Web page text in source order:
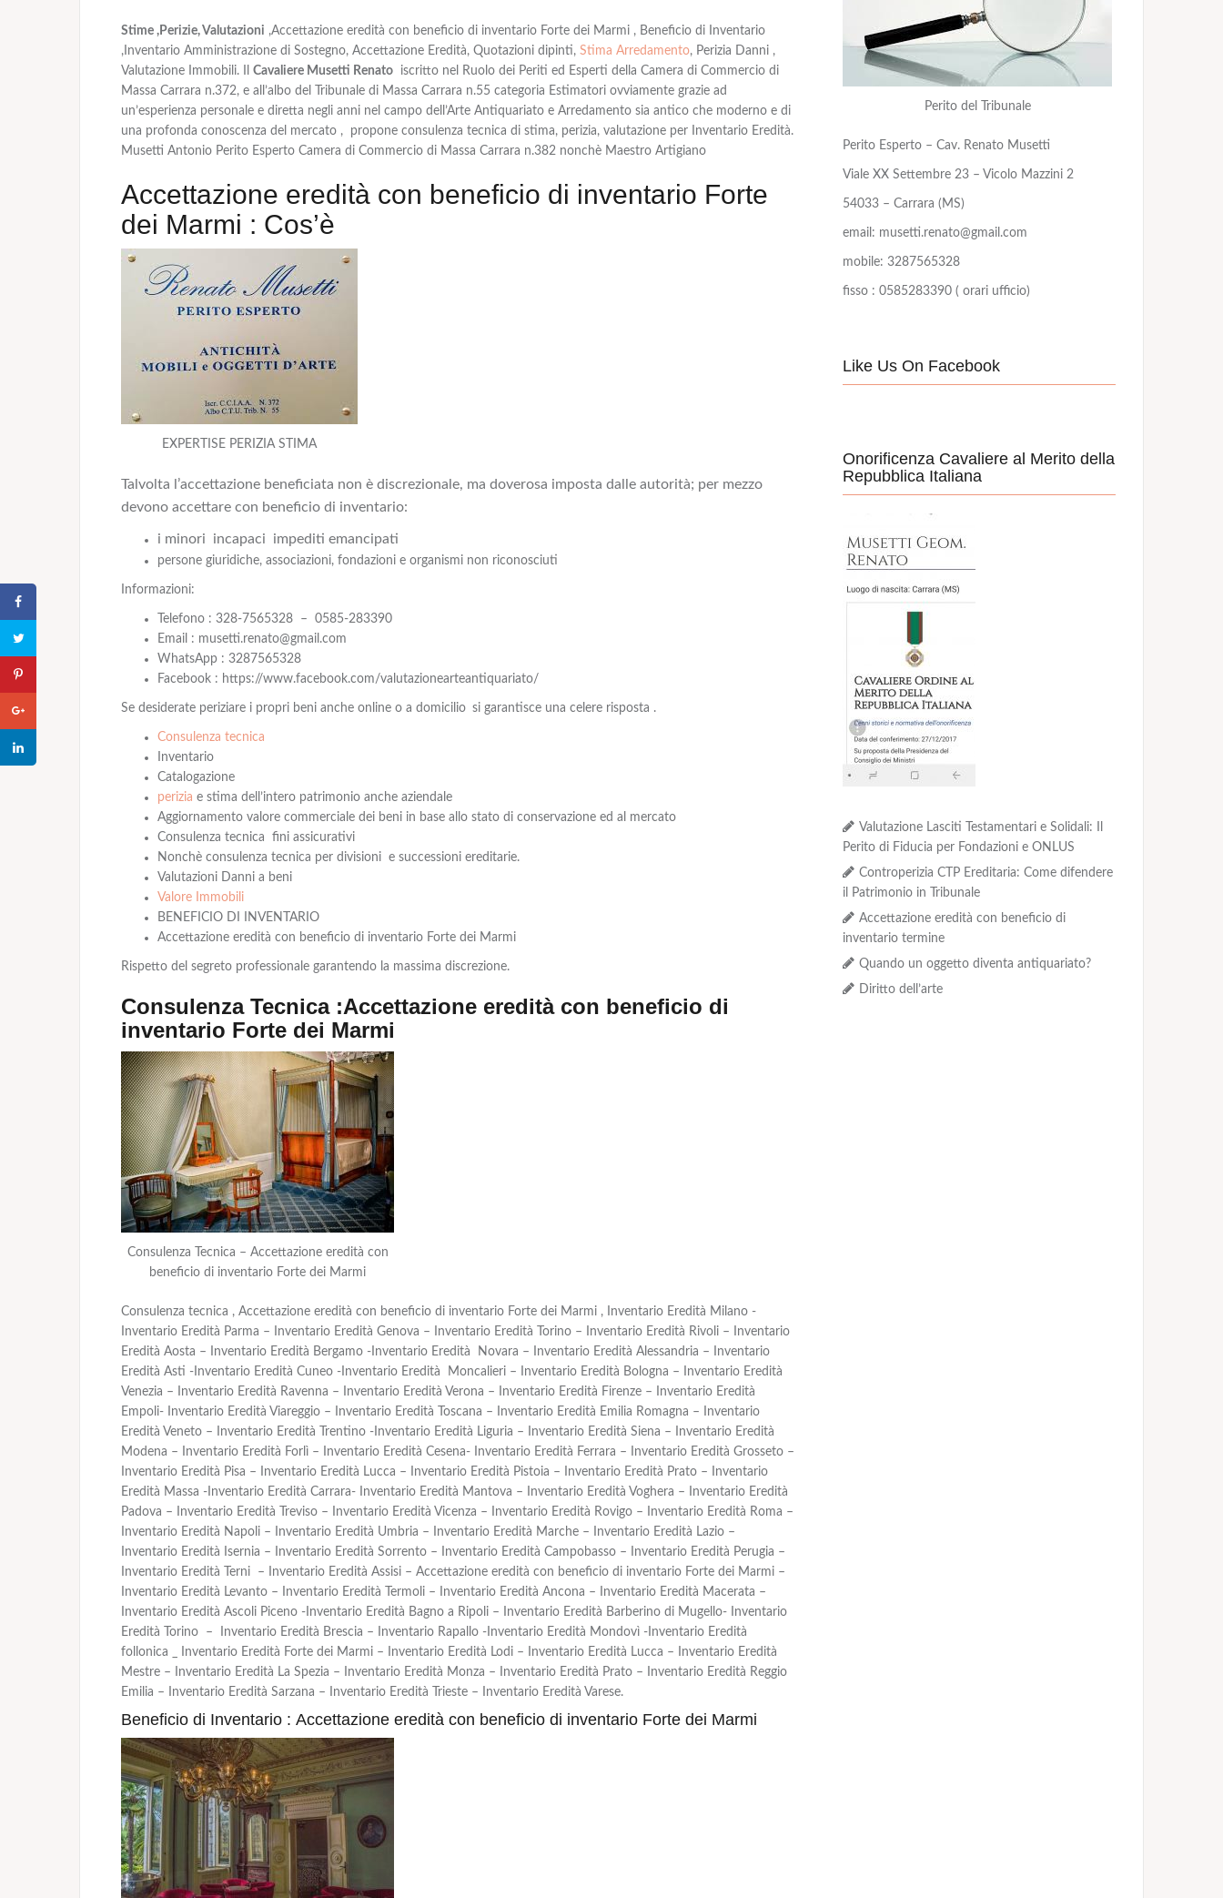
Stime ,Perizie, Valutazioni ,Accettazione eredità con beneficio di inventario Forte dei Marmi , Beneficio di Inventario
,Inventario Amministrazione di Sostegno, Accettazione Eredità, Quotazioni dipinti, Stima Arredamento, Perizia Danni ,
Valutazione Immobili. Il Cavaliere Musetti Renato iscritto nel Ruolo dei Periti ed Esperti della Camera di Commercio di
Massa Carrara n.372, e all’albo del Tribunale di Massa Carrara n.55 categoria Estimatori ovviamente grazie ad
un’esperienza personale e diretta negli anni nel campo dell’Arte Antiquariato e Arredamento sia antico che moderno e di
una profonda conoscenza del mercato , propone consulenza tecnica di stima, perizia, valutazione per Inventario Eredità.
Musetti Antonio Perito Esperto Camera di Commercio di Massa Carrara n.382 nonchè Maestro Artigiano
Accettazione eredità con beneficio di inventario Forte
dei Marmi : Cos’è
EXPERTISE PERIZIA STIMA
Talvolta l’accettazione beneficiata non è discrezionale, ma doverosa imposta dalle autorità; per mezzo
devono accettare con beneficio di inventario:
i minori incapaci impediti emancipati
persone giuridiche, associazioni, fondazioni e organismi non riconosciuti
Informazioni:
Telefono : 328-7565328 – 0585-283390
Email : musetti.renato@gmail.com
WhatsApp : 3287565328
Facebook : https://www.facebook.com/valutazionearteantiquariato/
Se desiderate periziare i propri beni anche online o a domicilio si garantisce una celere risposta .
Consulenza tecnica
Inventario
Catalogazione
perizia e stima dell’intero patrimonio anche aziendale
Aggiornamento valore commerciale dei beni in base allo stato di conservazione ed al mercato
Consulenza tecnica fini assicurativi
Nonchè consulenza tecnica per divisioni e successioni ereditarie.
Valutazioni Danni a beni
Valore Immobili
BENEFICIO DI INVENTARIO
Accettazione eredità con beneficio di inventario Forte dei Marmi
Rispetto del segreto professionale garantendo la massima discrezione.
Consulenza Tecnica :Accettazione eredità con beneficio di
inventario Forte dei Marmi
Consulenza Tecnica – Accettazione eredità con
beneficio di inventario Forte dei Marmi
Consulenza tecnica , Accettazione eredità con beneficio di inventario Forte dei Marmi , Inventario Eredità Milano -
Inventario Eredità Parma – Inventario Eredità Genova – Inventario Eredità Torino – Inventario Eredità Rivoli – Inventario
Eredità Aosta – Inventario Eredità Bergamo -Inventario Eredità Novara – Inventario Eredità Alessandria – Inventario
Eredità Asti -Inventario Eredità Cuneo -Inventario Eredità Moncalieri – Inventario Eredità Bologna – Inventario Eredità
Venezia – Inventario Eredità Ravenna – Inventario Eredità Verona – Inventario Eredità Firenze – Inventario Eredità
Empoli- Inventario Eredità Viareggio – Inventario Eredità Toscana – Inventario Eredità Emilia Romagna – Inventario
Eredità Veneto – Inventario Eredità Trentino -Inventario Eredità Liguria – Inventario Eredità Siena – Inventario Eredità
Modena – Inventario Eredità Forlì – Inventario Eredità Cesena- Inventario Eredità Ferrara – Inventario Eredità Grosseto –
Inventario Eredità Pisa – Inventario Eredità Lucca – Inventario Eredità Pistoia – Inventario Eredità Prato – Inventario
Eredità Massa -Inventario Eredità Carrara- Inventario Eredità Mantova – Inventario Eredità Voghera – Inventario Eredità
Padova – Inventario Eredità Treviso – Inventario Eredità Vicenza – Inventario Eredità Rovigo – Inventario Eredità Roma –
Inventario Eredità Napoli – Inventario Eredità Umbria – Inventario Eredità Marche – Inventario Eredità Lazio –
Inventario Eredità Isernia – Inventario Eredità Sorrento – Inventario Eredità Campobasso – Inventario Eredità Perugia –
Inventario Eredità Terni – Inventario Eredità Assisi – Accettazione eredità con beneficio di inventario Forte dei Marmi –
Inventario Eredità Levanto – Inventario Eredità Termoli – Inventario Eredità Ancona – Inventario Eredità Macerata –
Inventario Eredità Ascoli Piceno -Inventario Eredità Bagno a Ripoli – Inventario Eredità Barberino di Mugello- Inventario
Eredità Torino – Inventario Eredità Brescia – Inventario Rapallo -Inventario Eredità Mondovì -Inventario Eredità
follonica _ Inventario Eredità Forte dei Marmi – Inventario Eredità Lodi – Inventario Eredità Lucca – Inventario Eredità
Mestre – Inventario Eredità La Spezia – Inventario Eredità Monza – Inventario Eredità Prato – Inventario Eredità Reggio
Emilia – Inventario Eredità Sarzana – Inventario Eredità Trieste – Inventario Eredità Varese.
Beneficio di Inventario : Accettazione eredità con beneficio di inventario Forte dei Marmi
Perito del Tribunale
Perito Esperto – Cav. Renato Musetti
Viale XX Settembre 23 – Vicolo Mazzini 2
54033 – Carrara (MS)
email: musetti.renato@gmail.com
mobile: 3287565328
fisso : 0585283390 ( orari ufficio)
Like Us On Facebook
Onorificenza Cavaliere al Merito della
Repubblica Italiana
Valutazione Lasciti Testamentari e Solidali: Il
Perito di Fiducia per Fondazioni e ONLUS
Controperizia CTP Ereditaria: Come difendere
il Patrimonio in Tribunale
Accettazione eredità con beneficio di
inventario termine
Quando un oggetto diventa antiquariato?
Diritto dell’arte